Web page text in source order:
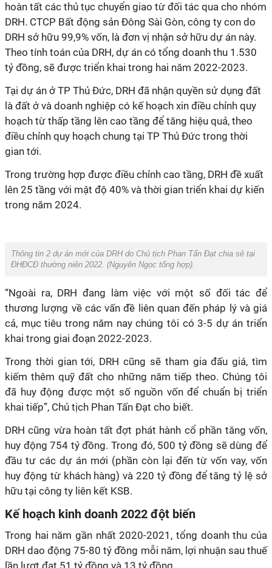
hoàn tất các thủ tục chuyển giao từ đối tác qua cho nhóm
DRH. CTCP Bất động sản Đông Sài Gòn, công ty con do
DRH sở hữu 99,9% vốn, là đơn vị nhận sở hữu dự án này.
Theo tính toán của DRH, dự án có tổng doanh thu 1.530
tỷ đồng, sẽ được triển khai trong hai năm 2022-2023.
Tại dự án ở TP Thủ Đức, DRH đã nhận quyền sử dụng đất
là đất ở và doanh nghiệp có kế hoạch xin điều chỉnh quy
hoạch từ thấp tầng lên cao tầng để tăng hiệu quả, theo
điều chỉnh quy hoạch chung tại TP Thủ Đức trong thời
gian tới.
Trong trường hợp được điều chỉnh cao tầng, DRH đề xuất
lên 25 tầng với mật độ 40% và thời gian triển khai dự kiến
trong năm 2024.
Thông tin 2 dự án mới của DRH do Chủ tịch Phan Tấn Đạt chia sẻ tại
ĐHĐCĐ thường niên 2022. (Nguyên Ngọc tổng hợp).
“Ngoài ra, DRH đang làm việc với một số đối tác để
thương lượng về các vấn đề liên quan đến pháp lý và giá
cả, mục tiêu trong năm nay chúng tôi có 3-5 dự án triển
khai trong giai đoạn 2022-2023.
Trong thời gian tới, DRH cũng sẽ tham gia đấu giá, tìm
kiếm thêm quỹ đất cho những năm tiếp theo. Chúng tôi
đã huy động được một số nguồn vốn để chuẩn bị triển
khai tiếp”, Chủ tịch Phan Tấn Đạt cho biết.
DRH cũng vừa hoàn tất đợt phát hành cổ phần tăng vốn,
huy động 754 tỷ đồng. Trong đó, 500 tỷ đồng sẽ dùng để
đầu tư các dự án mới (phần còn lại đến từ vốn vay, vốn
huy động từ khách hàng) và 220 tỷ đồng để tăng tỷ lệ sở
hữu tại công ty liên kết KSB.
Kế hoạch kinh doanh 2022 đột biến
Trong hai năm gần nhất 2020-2021, tổng doanh thu của
DRH dao động 75-80 tỷ đồng mỗi năm, lợi nhuận sau thuế
lần lượt đạt 51 tỷ đồng và 13 tỷ đồng.